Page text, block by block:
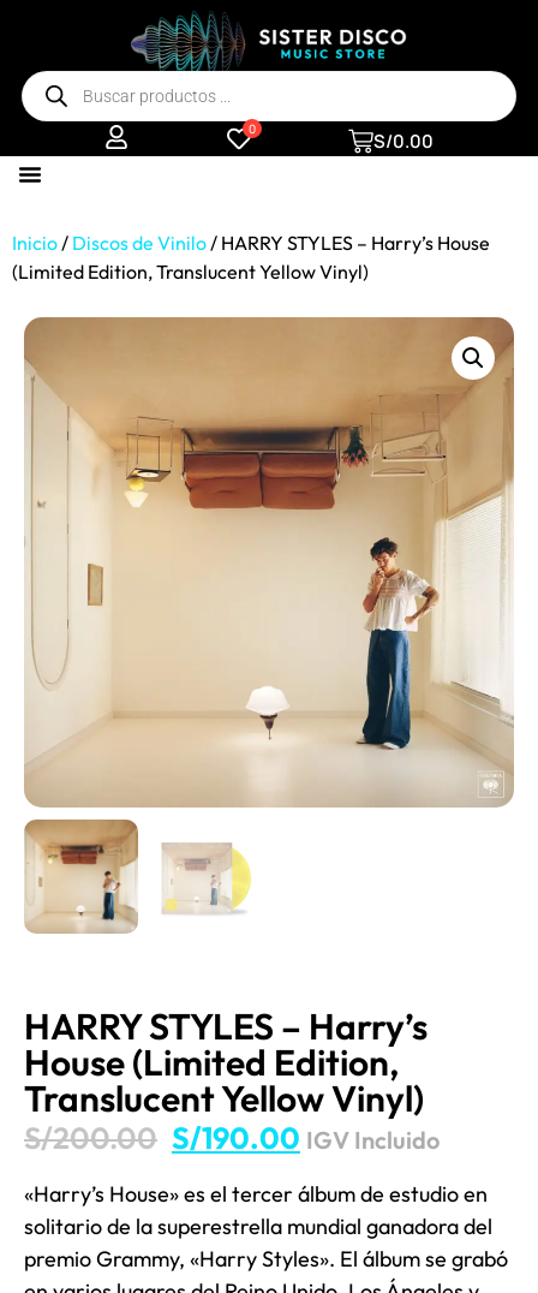
0 S/0.00
Inicio/ Discos de Vinilo/ HARRY STYLES – Harry’s House
(Limited Edition, Translucent Yellow Vinyl)
HARRY STYLES – Harry’s
House (Limited Edition,
Translucent Yellow Vinyl)
S/200.00 S/190.00 IGV Incluido
«Harry’s House» es el tercer álbum de estudio en
solitario de la superestrella mundial ganadora del
premio Grammy, «Harry Styles». El álbum se grabó